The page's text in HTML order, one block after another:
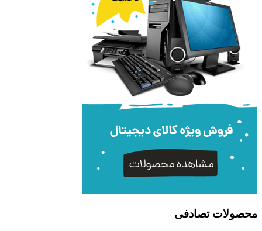
محصولات تصادفی